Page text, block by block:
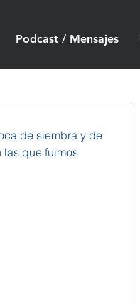
Podcast / Mensajes
de siembra y de
que fuimos